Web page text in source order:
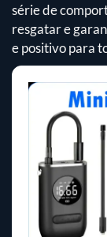
série de
resgatar e
e positivo para